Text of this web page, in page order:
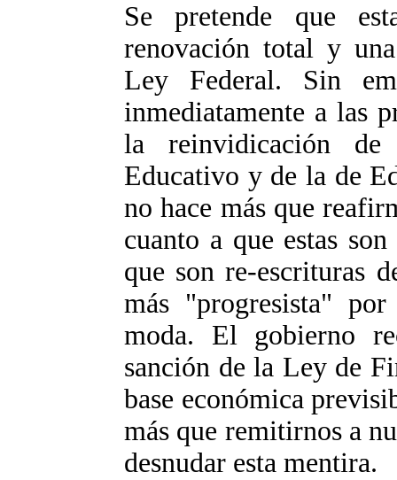
Se pretende que
renovación total y
Ley Federal. Sin
inmediatamente a las
la reinvidicación
Educativo y de la de
no hace más que
cuanto a que estas
que son re-escrituras
más "progresista"
moda. El gobierno
sanción de la Ley de
base económica
más que remitirnos a
desnudar esta mentira.